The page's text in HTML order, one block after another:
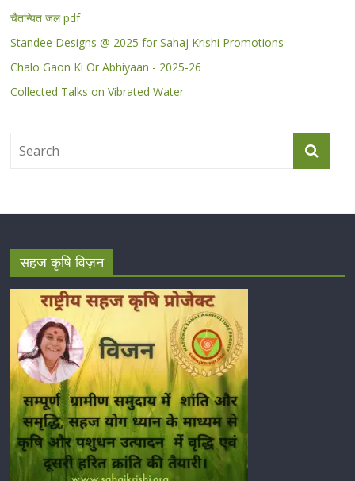
चैतन्यित जल pdf
Standee Designs @ 2025 for Sahaj Krishi Promotions
Chalo Gaon Ki Or Abhiyaan - 2025-26
Collected Talks on Vibrated Water
सहज कृषि विज़न